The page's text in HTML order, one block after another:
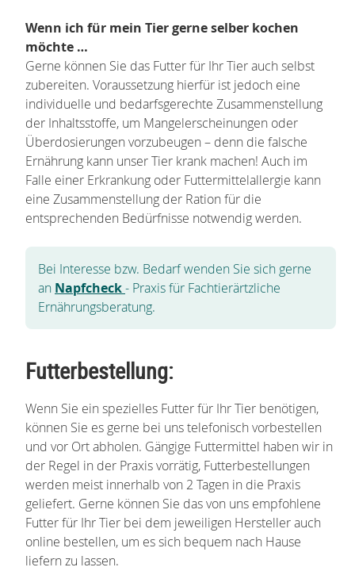
Wenn ich für mein Tier gerne selber kochen
möchte …
Gerne können Sie das Futter für Ihr Tier auch selbst
zubereiten. Voraussetzung hierfür ist jedoch eine
individuelle und bedarfsgerechte Zusammenstellung
der Inhaltsstoffe, um Mangelerscheinungen oder
Überdosierungen vorzubeugen – denn die falsche
Ernährung kann unser Tier krank machen! Auch im
Falle einer Erkrankung oder Futtermittelallergie kann
eine Zusammenstellung der Ration für die
entsprechenden Bedürfnisse notwendig werden.
Bei Interesse bzw. Bedarf wenden Sie sich gerne
an Napfcheck- Praxis für Fachtierärtzliche
Ernährungsberatung.
Futterbestellung:
Wenn Sie ein spezielles Futter für Ihr Tier benötigen,
können Sie es gerne bei uns telefonisch vorbestellen
und vor Ort abholen. Gängige Futtermittel haben wir in
der Regel in der Praxis vorrätig, Futterbestellungen
werden meist innerhalb von 2 Tagen in die Praxis
geliefert. Gerne können Sie das von uns empfohlene
Futter für Ihr Tier bei dem jeweiligen Hersteller auch
online bestellen, um es sich bequem nach Hause
liefern zu lassen.